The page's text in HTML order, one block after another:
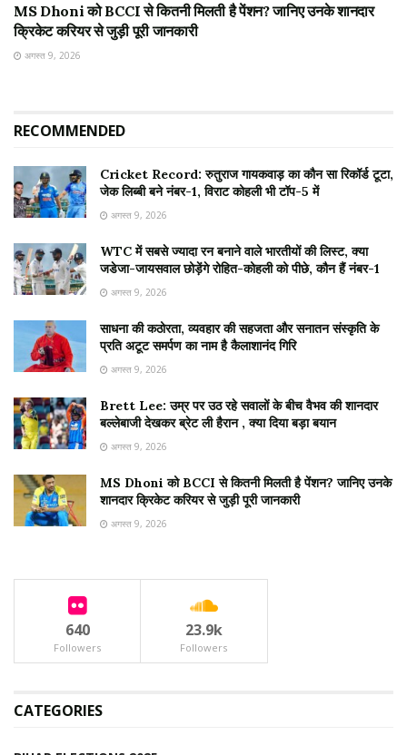
MS Dhoni को BCCI से कितनी मिलती है पेंशन? जानिए उनके शानदार
क्रिकेट करियर से जुड़ी पूरी जानकारी
अगस्त 9, 2026
RECOMMENDED
Cricket Record: रुतुराज गायकवाड़ का कौन सा रिकॉर्ड टूटा,
जेक लिब्बी बने नंबर-1, विराट कोहली भी टॉप-5 में
अगस्त 9, 2026
WTC में सबसे ज्यादा रन बनाने वाले भारतीयों की लिस्ट, क्या
जडेजा-जायसवाल छोड़ेंगे रोहित-कोहली को पीछे, कौन हैं नंबर-1
अगस्त 9, 2026
साधना की कठोरता, व्यवहार की सहजता और सनातन संस्कृति के
प्रति अटूट समर्पण का नाम है कैलाशानंद गिरि
अगस्त 9, 2026
Brett Lee: उम्र पर उठ रहे सवालों के बीच वैभव की शानदार
बल्लेबाजी देखकर ब्रेट ली हैरान , क्या दिया बड़ा बयान
अगस्त 9, 2026
MS Dhoni को BCCI से कितनी मिलती है पेंशन? जानिए उनके
शानदार क्रिकेट करियर से जुड़ी पूरी जानकारी
अगस्त 9, 2026
640
Followers
23.9k
Followers
CATEGORIES